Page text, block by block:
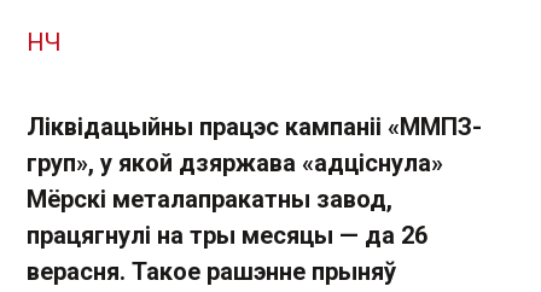
НЧ
Ліквідацыйны працэс кампаніі «ММПЗ-
груп», у якой дзяржава «адціснула»
Мёрскі металапракатны завод,
працягнулі на тры месяцы — да 26
верасня. Такое рашэнне прыняў